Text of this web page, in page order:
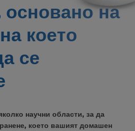
основано на
на което
се
научни области, за да
което вашият домашен